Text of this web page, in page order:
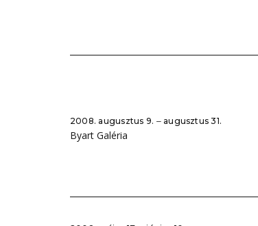
2008. augusztus 9. ‒ augusztus 31.
Byart Galéria